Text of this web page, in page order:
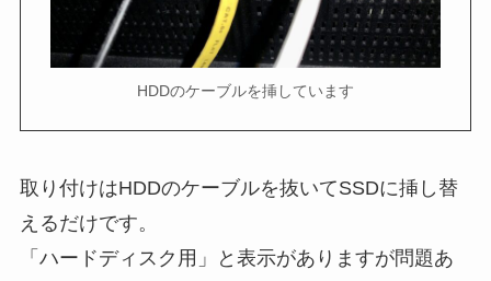
HDDのケーブルを挿しています
取り付けはHDDのケーブルを抜いてSSDに挿し替
えるだけです。
「ハードディスク用」と表示がありますが問題あ